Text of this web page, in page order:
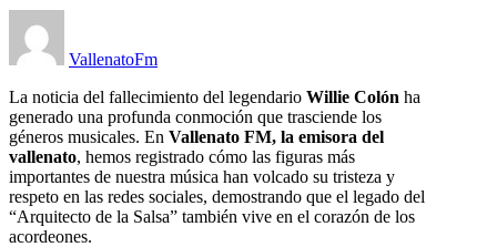
VallenatoFm
La noticia del fallecimiento del legendario Willie Colón ha
generado una profunda conmoción que trasciende los
géneros musicales. En Vallenato FM, la emisora del
vallenato, hemos registrado cómo las figuras más
importantes de nuestra música han volcado su tristeza y
respeto en las redes sociales, demostrando que el legado del
“Arquitecto de la Salsa” también vive en el corazón de los
acordeones.